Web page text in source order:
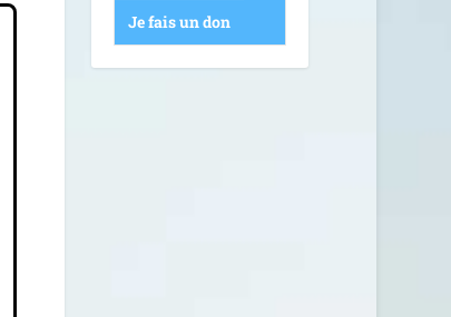
Je fais un don